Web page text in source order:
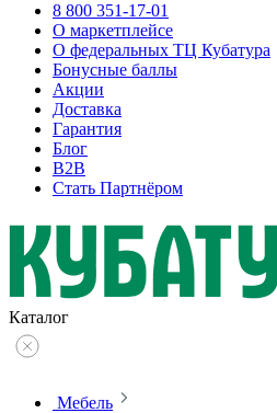
8 800 351-17-01
О маркетплейсе
О федеральных ТЦ Кубатура
Бонусные баллы
Акции
Доставка
Гарантия
Блог
B2B
Стать Партнёром
Каталог
Мебель